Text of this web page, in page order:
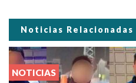
Noticias Relacionadas
NOTICIAS